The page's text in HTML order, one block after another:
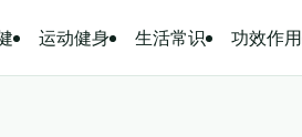
运动健身 生活常识 功效作用